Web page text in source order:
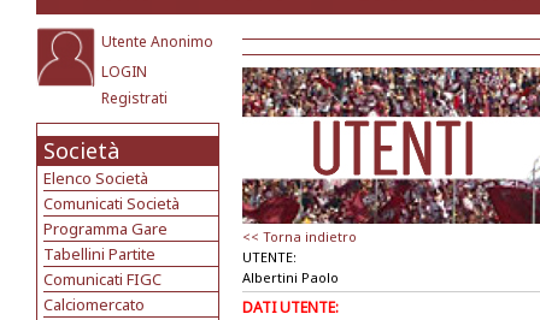
Utente Anonimo
LOGIN
Registrati
Società
Elenco Società
Comunicati Società
Programma Gare
Tabellini Partite
Comunicati FIGC
Calciomercato
<< Torna indietro
UTENTE:
Albertini Paolo
DATI UTENTE: